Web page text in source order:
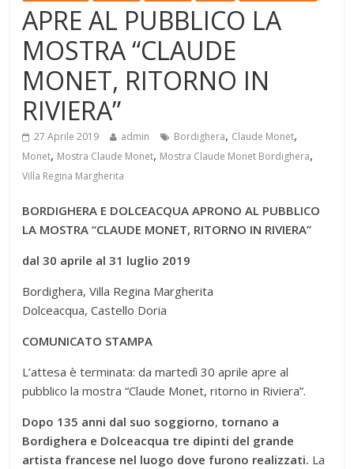
APRE AL PUBBLICO LA
MOSTRA “CLAUDE
MONET, RITORNO IN
RIVIERA”
27 Aprile 2019 admin Bordighera, Claude Monet,
Monet, Mostra Claude Monet, Mostra Claude Monet Bordighera,
Villa Regina Margherita
BORDIGHERA E DOLCEACQUA APRONO AL PUBBLICO
LA MOSTRA “CLAUDE MONET, RITORNO IN RIVIERA”
dal 30 aprile al 31 luglio 2019
Bordighera, Villa Regina Margherita
Dolceacqua, Castello Doria
COMUNICATO STAMPA
L’attesa è terminata: da martedì 30 aprile apre al
pubblico la mostra “Claude Monet, ritorno in Riviera”.
Dopo 135 anni dal suo soggiorno, tornano a
Bordighera e Dolceacqua tre dipinti del grande
artista francese nel luogo dove furono realizzati. La